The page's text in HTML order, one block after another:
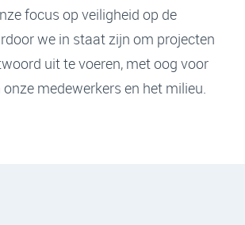
focus op veiligheid op de
we in staat zijn om projecten
uit te voeren, met oog voor
medewerkers en het milieu.